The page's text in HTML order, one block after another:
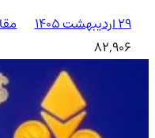
۲۹ اردیبهشت ۱۴۰۵
82,906